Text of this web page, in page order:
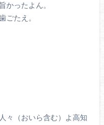
かったよん。
ごたえ。
々（おいら含む）よ高知